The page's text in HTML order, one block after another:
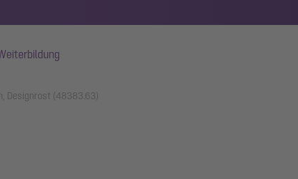
Designrost (48383.63)